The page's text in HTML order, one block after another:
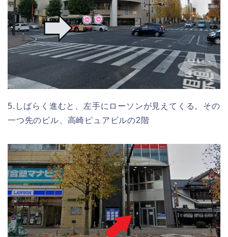
5.しばらく進むと、左手にローソンが見えてくる。その
一つ先のビル、高崎ピュアビルの2階